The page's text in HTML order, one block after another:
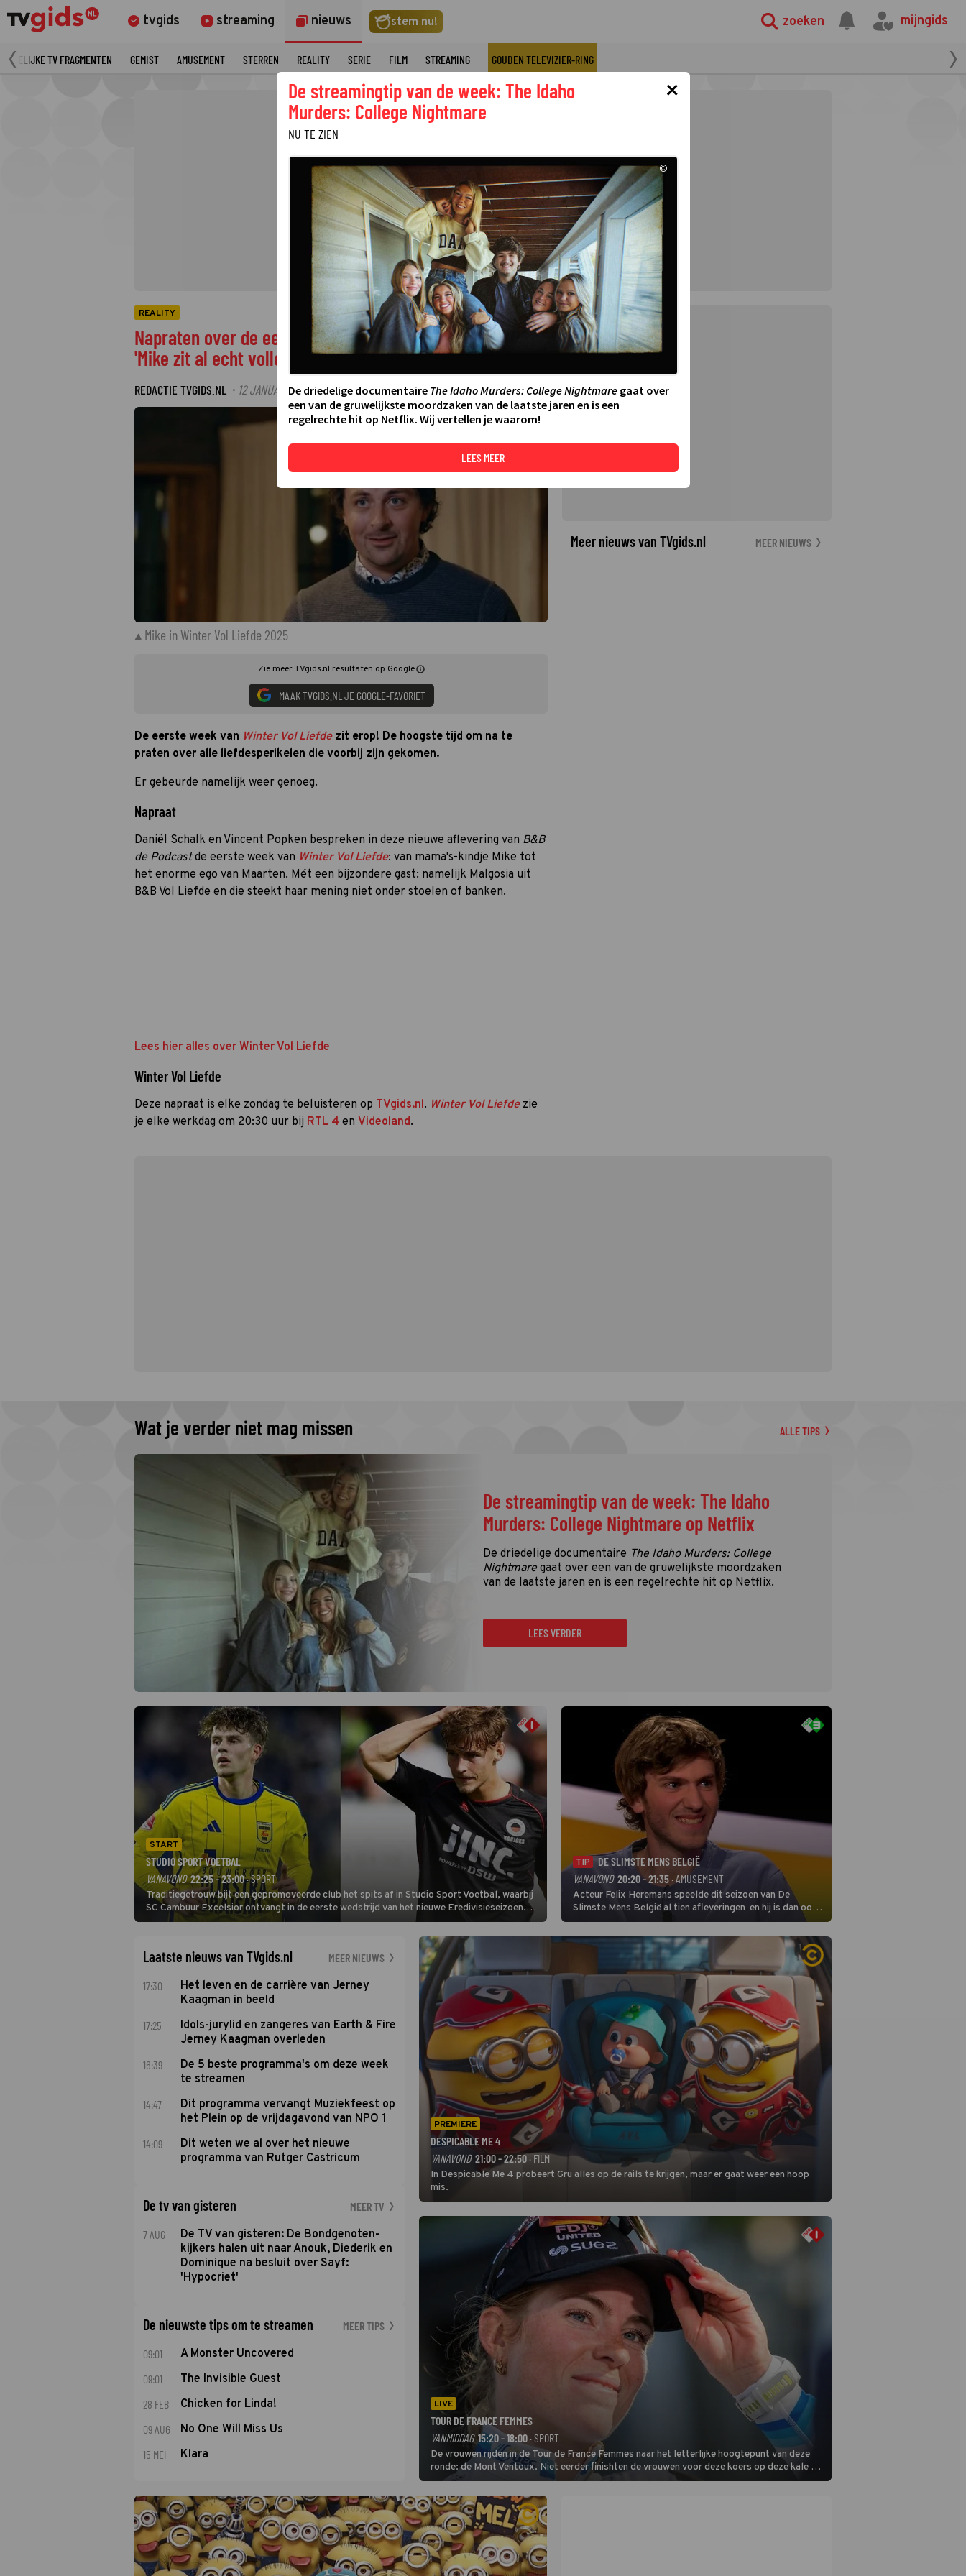
tvgids streaming nieuws stem nu! zoeken mijngids
TV FRAGMENTEN GEMIST AMUSEMENT STERREN REALITY SERIE FILM STREAMING GOUDEN TELEVIZIER-RING
REALITY
Napraten over de eerste week van Winter Vol Liefde:
'Mike zit al echt volledig onder de plak'
REDACTIE TVGIDS.NL · 12 JANUARI 2025 10:45
©
Mike in Winter Vol Liefde 2025
Zie meer TVgids.nl resultaten op Google
MAAK TVGIDS.NL JE GOOGLE-FAVORIET
De eerste week van Winter Vol Liefdezit erop! De hoogste tijd om na te
praten over alle liefdesperikelen die voorbij zijn gekomen.
Er gebeurde namelijk weer genoeg.
Napraat
Daniël Schalk en Vincent Popken bespreken in deze nieuwe aflevering van B&B
de Podcastde eerste week van Winter Vol Liefde: van mama's-kindje Mike tot
het enorme ego van Maarten. Mét een bijzondere gast: namelijk Malgosia uit
B&B Vol Liefde en die steekt haar mening niet onder stoelen of banken.
Lees hier alles over Winter Vol Liefde
Winter Vol Liefde
Deze napraat is elke zondag te beluisteren op TVgids.nl. Winter Vol Liefdezie
je elke werkdag om 20:30 uur bij RTL 4 en Videoland.
Meer nieuws van TVgids.nl MEER NIEUWS
Wat je verder niet mag missen ALLE TIPS
De streamingtip van de week: The Idaho
Murders: College Nightmare op Netflix
De driedelige documentaire The Idaho Murders: College
Nightmare gaat over een van de gruwelijkste moordzaken
van de laatste jaren en is een regelrechte hit op Netflix.
LEES VERDER
START
STUDIO SPORT VOETBAL
VANAVOND 22:25 - 23:00· SPORT
Traditiegetrouw bijt een gepromoveerde club het spits af in Studio Sport Voetbal, waarbij
SC Cambuur Excelsior ontvangt in de eerste wedstrijd van het nieuwe Eredivisieseizoen.
De nieuwe oefenmeester is Johan Plat en hij wil aanvallend voetballen.
TIP
DE SLIMSTE MENS BELGIË
VANAVOND 20:20 - 21:35 · AMUSEMENT
Acteur Felix Heremans speelde dit seizoen van De
Slimste Mens België al tien afleveringen en hij is dan ook
de grote favoriet in deze seizoensfinale. En er is
Nederlandse inbreng, want komiek Soundos El Ahmadi
neemt plaats aan de jurytafel.
Laatste nieuws van TVgids.nl MEER NIEUWS
17:30
Het leven en de carrière van Jerney
Kaagman in beeld
17:25
Idols-jurylid en zangeres van Earth & Fire
Jerney Kaagman overleden
16:39
De 5 beste programma's om deze week
te streamen
14:47
Dit programma vervangt Muziekfeest op
het Plein op de vrijdagavond van NPO 1
14:09
Dit weten we al over het nieuwe
programma van Rutger Castricum
De tv van gisteren MEER TV
7 AUG
De TV van gisteren: De Bondgenoten-
kijkers halen uit naar Anouk, Diederik en
Dominique na besluit over Sayf:
'Hypocriet'
De nieuwste tips om te streamen MEER TIPS
09:01 A Monster Uncovered
09:01 The Invisible Guest
28 FEB Chicken for Linda!
09 AUG No One Will Miss Us
15 MEI Klara
PREMIERE
DESPICABLE ME 4
VANAVOND 21:00 - 22:50· FILM
In Despicable Me 4 probeert Gru alles op de rails te krijgen, maar er gaat weer een hoop
mis.
LIVE
TOUR DE FRANCE FEMMES
VANMIDDAG 15:20 - 18:00 · SPORT
De vrouwen rijden in de Tour de France Femmes naar het letterlijke hoogtepunt van deze
ronde: de Mont Ventoux. Niet eerder finishten de vrouwen voor deze koers op deze kale col
uit de buitencategorie. De aanloop naar de slotklim is vlak.
×
De streamingtip van de week: The Idaho
Murders: College Nightmare
NU TE ZIEN
©
De driedelige documentaire The Idaho Murders: College Nightmaregaat over
een van de gruwelijkste moordzaken van de laatste jaren en is een
regelrechte hit op Netflix. Wij vertellen je waarom!
LEES MEER